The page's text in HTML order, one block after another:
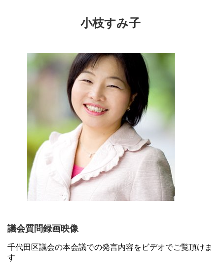
小枝すみ子
議会質問録画映像
千代田区議会の本会議での発言内容をビデオでご覧頂けま
す